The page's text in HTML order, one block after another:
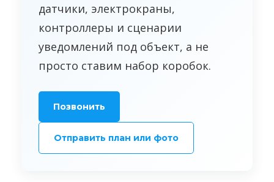
датчики, электрокраны,
контроллеры и сценарии
уведомлений под объект, а не
просто ставим набор коробок.
Позвонить
Отправить план или фото